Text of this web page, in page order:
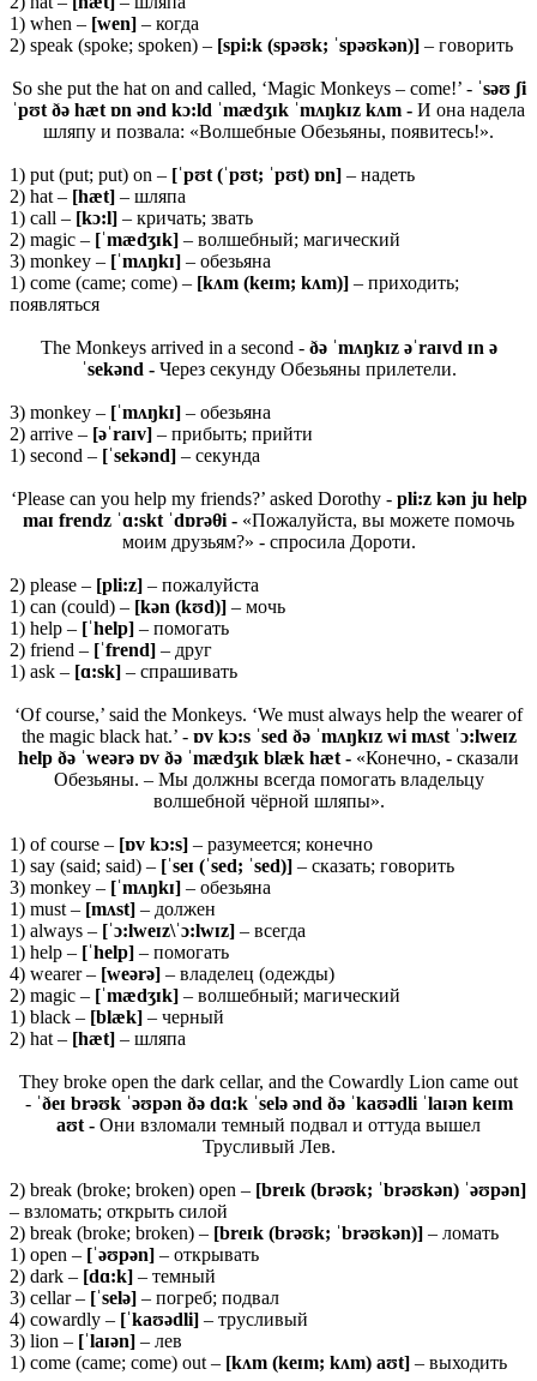
1) when – [wen] – когда
2) speak (spoke; spoken) – [spi:k (spəʊk; ˈspəʊkən)] – говорить
So she put the hat on and called, ‘Magic Monkeys – come!’ - ˈsəʊ ʃi
ˈpʊt ðə hæt ɒn ənd kɔ:ld ˈmædʒɪk ˈmʌŋkɪz kʌm - И она надела
шляпу и позвала: «Волшебные Обезьяны, появитесь!».
1) put (put; put) on – [ˈpʊt (ˈpʊt; ˈpʊt) ɒn] – надеть
2) hat – [hæt] – шляпа
1) call – [kɔ:l] – кричать; звать
2) magic – [ˈmædʒɪk] – волшебный; магический
3) monkey – [ˈmʌŋkɪ] – обезьяна
1) come (came; come) – [kʌm (keɪm; kʌm)] – приходить;
появляться
The Monkeys arrived in a second - ðə ˈmʌŋkɪz əˈraɪvd ɪn ə
ˈsekənd - Через секунду Обезьяны прилетели.
3) monkey – [ˈmʌŋkɪ] – обезьяна
2) arrive – [əˈraɪv] – прибыть; прийти
1) second – [ˈsekənd] – секунда
‘Please can you help my friends?’ asked Dorothy - pli:z kən ju help
maɪ frendz ˈɑ:skt ˈdɒrəθi - «Пожалуйста, вы можете помочь
моим друзьям?» - спросила Дороти.
2) please – [pli:z] – пожалуйста
1) can (could) – [kən (kʊd)] – мочь
1) help – [ˈhelp] – помогать
2) friend – [ˈfrend] – друг
1) ask – [ɑ:sk] – спрашивать
‘Of course,’ said the Monkeys. ‘We must always help the wearer of
the magic black hat.’ - ɒv kɔ:s ˈsed ðə ˈmʌŋkɪz wi mʌst ˈɔ:lweɪz
help ðə ˈweərə ɒv ðə ˈmædʒɪk blæk hæt - «Конечно, - сказали
Обезьяны. – Мы должны всегда помогать владельцу
волшебной чёрной шляпы».
1) of course – [ɒv kɔ:s] – разумеется; конечно
1) say (said; said) – [ˈseɪ (ˈsed; ˈsed)] – сказать; говорить
3) monkey – [ˈmʌŋkɪ] – обезьяна
1) must – [mʌst] – должен
1) always – [ˈɔ:lweɪz\ˈɔ:lwɪz] – всегда
1) help – [ˈhelp] – помогать
4) wearer – [weərə] – владелец (одежды)
2) magic – [ˈmædʒɪk] – волшебный; магический
1) black – [blæk] – черный
2) hat – [hæt] – шляпа
They broke open the dark cellar, and the Cowardly Lion came out
- ˈðeɪ brəʊk ˈəʊpən ðə dɑ:k ˈselə ənd ðə ˈkaʊədli ˈlaɪən keɪm
aʊt - Они взломали темный подвал и оттуда вышел
Трусливый Лев.
2) break (broke; broken) open – [breɪk (brəʊk; ˈbrəʊkən) ˈəʊpən]
– взломать; открыть силой
2) break (broke; broken) – [breɪk (brəʊk; ˈbrəʊkən)] – ломать
1) open – [ˈəʊpən] – открывать
2) dark – [dɑ:k] – темный
3) cellar – [ˈselə] – погреб; подвал
4) cowardly – [ˈkaʊədli] – трусливый
3) lion – [ˈlaɪən] – лев
1) come (came; come) out – [kʌm (keɪm; kʌm) aʊt] – выходить